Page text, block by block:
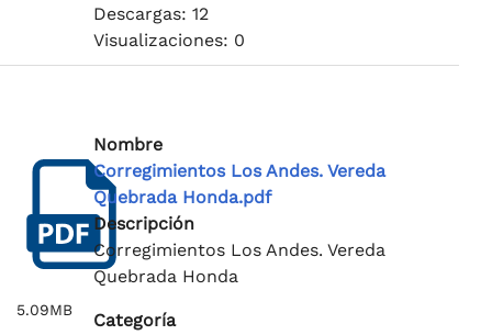
Descargas: 12
Visualizaciones: 0
5.09MB
Nombre
Corregimientos Los Andes. Vereda
Quebrada Honda.pdf
Descripción
Corregimientos Los Andes. Vereda
Quebrada Honda
Categoría